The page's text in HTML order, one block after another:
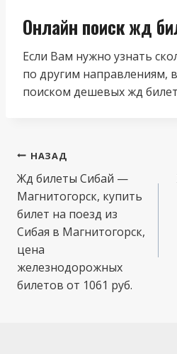
Онлайн поиск жд
Если Вам нужно узнать
по другим направлениям,
поиском дешевых жд
Навигация
по
записям
НАЗАД
Жд билеты Сибай —
Магнитогорск, купить
билет на поезд из
Сибая в Магнитогорск,
цена
железнодорожных
билетов от 1061 руб.